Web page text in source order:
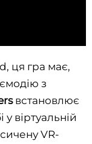
ця гра має,
з
встановлює
віртуальній
VR-